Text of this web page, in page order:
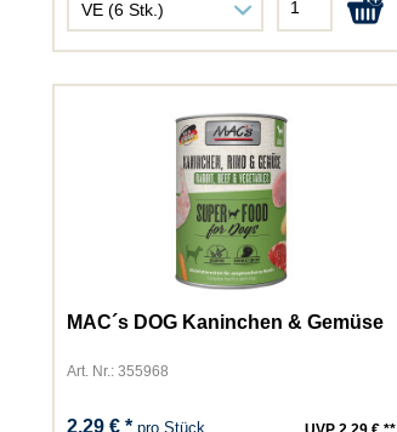
MAC´s DOG Kaninchen & Gemüse
Art. Nr.: 355968
2,29 € * pro Stück